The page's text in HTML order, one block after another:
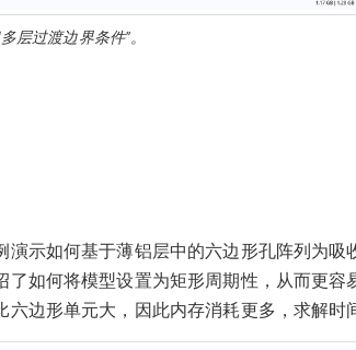
层过渡边界条件”。
演示如何基于薄铝层中的六边形孔阵列为吸
了如何将模型设置为矩形周期性，从而更
边形单元大，因此内存消耗更多，求解时